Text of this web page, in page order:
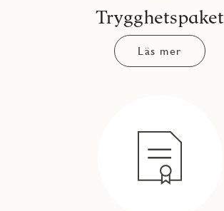
Trygghetspaket
Läs mer